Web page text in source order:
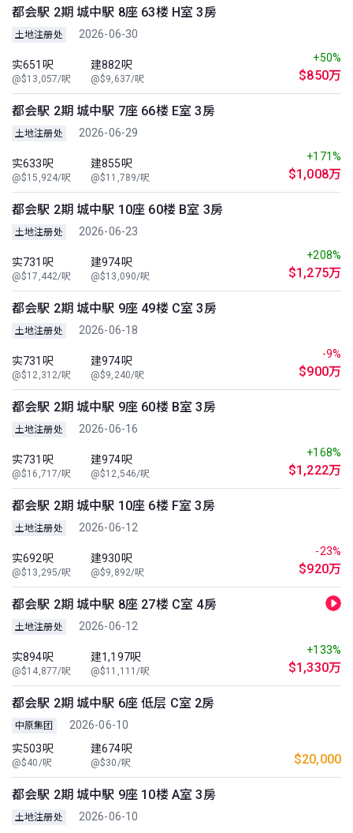
都会駅 2期 城中駅 8座 63楼 H室 3房
土地注册处 2026-06-30
实651呎
@$13,057/呎
建882呎
@$9,637/呎
+50%
$850万
都会駅 2期 城中駅 7座 66楼 E室 3房
土地注册处 2026-06-29
实633呎
@$15,924/呎
建855呎
@$11,789/呎
+171%
$1,008万
都会駅 2期 城中駅 10座 60楼 B室 3房
土地注册处 2026-06-23
实731呎
@$17,442/呎
建974呎
@$13,090/呎
+208%
$1,275万
都会駅 2期 城中駅 9座 49楼 C室 3房
土地注册处 2026-06-18
实731呎
@$12,312/呎
建974呎
@$9,240/呎
-9%
$900万
都会駅 2期 城中駅 9座 60楼 B室 3房
土地注册处 2026-06-16
实731呎
@$16,717/呎
建974呎
@$12,546/呎
+168%
$1,222万
都会駅 2期 城中駅 10座 6楼 F室 3房
土地注册处 2026-06-12
实692呎
@$13,295/呎
建930呎
@$9,892/呎
-23%
$920万
都会駅 2期 城中駅 8座 27楼 C室 4房
土地注册处 2026-06-12
实894呎
@$14,877/呎
建1,197呎
@$11,111/呎
+133%
$1,330万
都会駅 2期 城中駅 6座 低层 C室 2房
中原集团
2026-06-10
实503呎
@$40/呎
建674呎
@$30/呎 $20,000
都会駅 2期 城中駅 9座 10楼 A室 3房
土地注册处 2026-06-10